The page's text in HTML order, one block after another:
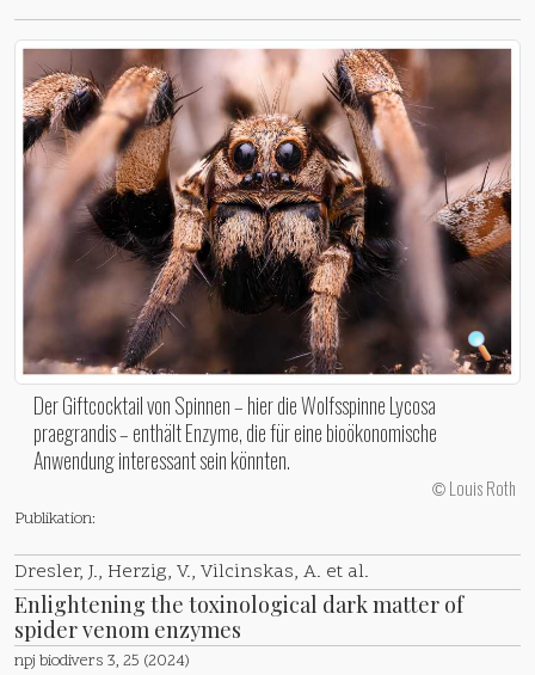
Der Giftcocktail von Spinnen – hier die Wolfsspinne Lycosa
praegrandis – enthält Enzyme, die für eine bioökonomische
Anwendung interessant sein könnten.
© Louis Roth
Publikation:
Dresler, J., Herzig, V., Vilcinskas, A. et al.
Enlightening the toxinological dark matter of
spider venom enzymes
npj biodivers 3, 25 (2024)